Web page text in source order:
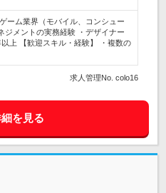
ーム業界（モバイル、コンシュー
ジメントの実務経験 ・デザイナー
上 【歓迎スキル・経験】 ・複数の
求人管理No. colo16
を見る